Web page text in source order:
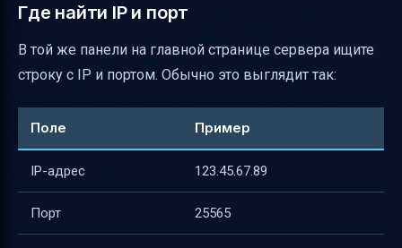
Где найти IP и порт
В той же панели на главной странице сервера ищите
строку с IP и портом. Обычно это выглядит так:
Поле Пример
IP-адрес 123.45.67.89
Порт 25565